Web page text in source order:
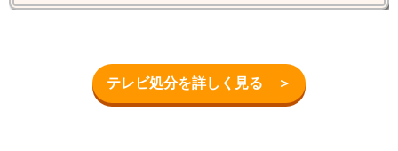
テレビ処分を詳しく見る ＞